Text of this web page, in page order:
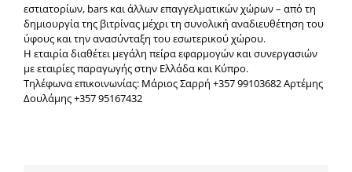
εστιατορίων, bars και άλλων επαγγελματικών χώρων – από τη
δημιουργία της βιτρίνας μέχρι τη συνολική αναδιευθέτηση του
ύφους και την ανασύνταξη του εσωτερικού χώρου.
Η εταιρία διαθέτει μεγάλη πείρα εφαρμογών και συνεργασιών
με εταιρίες παραγωγής στην Ελλάδα και Κύπρο.
Τηλέφωνα επικοινωνίας: Μάριος Σαρρή +357 99103682 Αρτέμης
Δουλάμης +357 95167432